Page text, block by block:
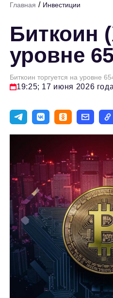
Главная / Инвестиции
Биткоин
уровне
Биткоин торгуется на уровне
19:25; 17 июня 2026